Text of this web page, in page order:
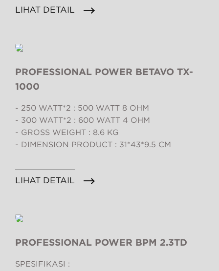
LIHAT DETAIL
PROFESSIONAL POWER BETAVO TX-
1000
- 250 WATT*2 : 500 WATT 8 OHM
- 300 WATT*2 : 600 WATT 4 OHM
- GROSS WEIGHT : 8.6 KG
- DIMENSION PRODUCT : 31*43*9.5 CM
LIHAT DETAIL
PROFESSIONAL POWER BPM 2.3TD
SPESIFIKASI :